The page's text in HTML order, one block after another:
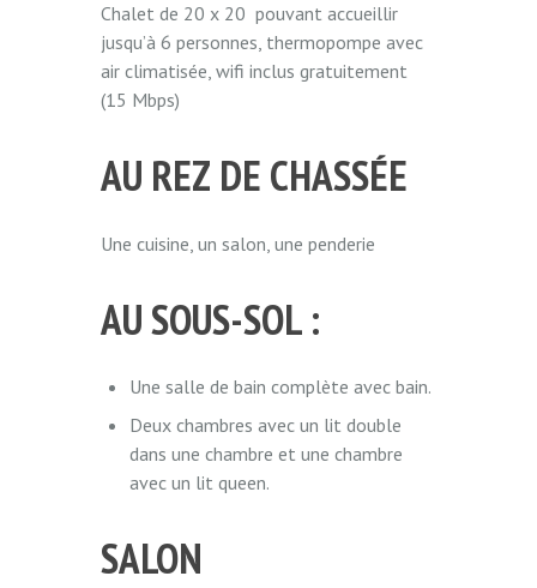
Chalet de 20 x 20 pouvant accueillir
jusqu’à 6 personnes, thermopompe avec
air climatisée, wifi inclus gratuitement
(15 Mbps)
AU REZ DE CHASSÉE
Une cuisine, un salon, une penderie
AU SOUS-SOL :
Une salle de bain complète avec bain.
Deux chambres avec un lit double
dans une chambre et une chambre
avec un lit queen.
SALON